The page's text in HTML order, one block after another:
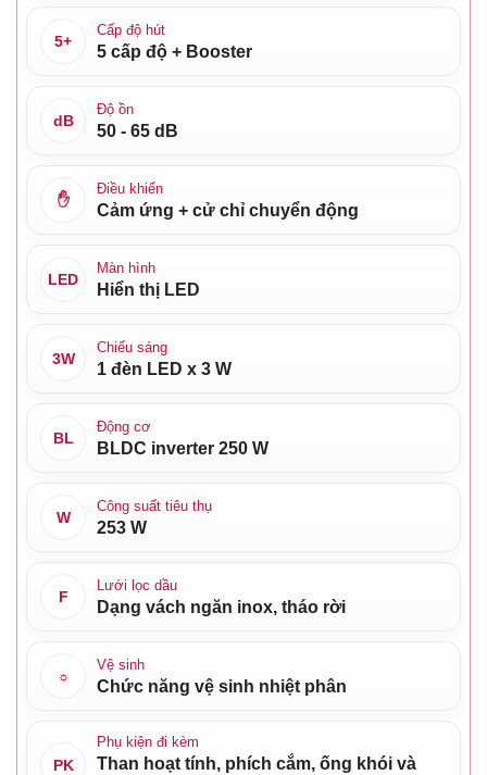
5+
Cấp độ hút
5 cấp độ + Booster
dB
Độ ồn
50 - 65 dB
✋
Điều khiển
Cảm ứng + cử chỉ chuyển động
LED
Màn hình
Hiển thị LED
3W
Chiếu sáng
1 đèn LED x 3 W
BL
Động cơ
BLDC inverter 250 W
W
Công suất tiêu thụ
253 W
F
Lưới lọc dầu
Dạng vách ngăn inox, tháo rời
☼
Vệ sinh
Chức năng vệ sinh nhiệt phân
PK
Phụ kiện đi kèm
Than hoạt tính, phích cắm, ống khói và